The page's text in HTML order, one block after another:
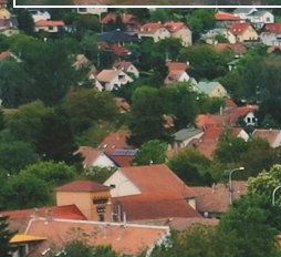
Események []
Dokumentumok [ ]
Aloldalak []